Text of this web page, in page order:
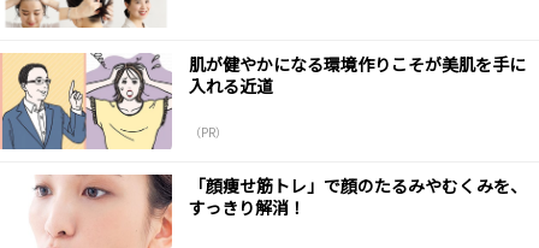
肌が健やかになる環境作りこそが美肌を手に
入れる近道
（PR）
「顔痩せ筋トレ」で顔のたるみやむくみを、
すっきり解消！